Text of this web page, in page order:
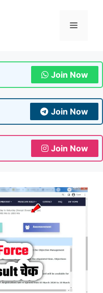
Menu
Join Now
Join Now
Join Now